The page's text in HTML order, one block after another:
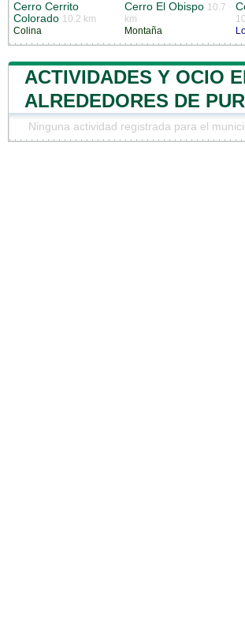
Cerro Cerrito
Colorado 10.2 km
Colina
Cerro El Obispo 10.7
km
Montaña
ACTIVIDADES Y OCIO
ALREDEDORES DE
Ninguna actividad registrada para el